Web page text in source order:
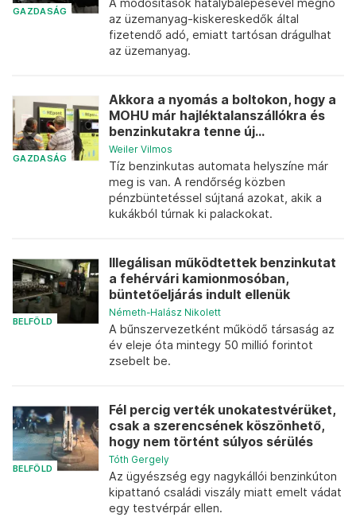
GAZDASÁG
A módosítások hatálybalépésével megnő
az üzemanyag-kiskereskedők által
fizetendő adó, emiatt tartósan drágulhat
az üzemanyag.
GAZDASÁG
Akkora a nyomás a boltokon, hogy a
MOHU már hajléktalanszállókra és
benzinkutakra tenne új...
Weiler Vilmos
Tíz benzinkutas automata helyszíne már
meg is van. A rendőrség közben
pénzbüntetéssel sújtaná azokat, akik a
kukákból túrnak ki palackokat.
BELFÖLD
Illegálisan működtettek benzinkutat
a fehérvári kamionmosóban,
büntetőeljárás indult ellenük
Németh-Halász Nikolett
A bűnszervezetként működő társaság az
év eleje óta mintegy 50 millió forintot
zsebelt be.
BELFÖLD
Fél percig verték unokatestvérüket,
csak a szerencsének köszönhető,
hogy nem történt súlyos sérülés
Tóth Gergely
Az ügyészség egy nagykállói benzinkúton
kipattanó családi viszály miatt emelt vádat
egy testvérpár ellen.